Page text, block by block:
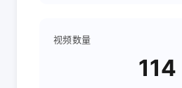
视频数量
114